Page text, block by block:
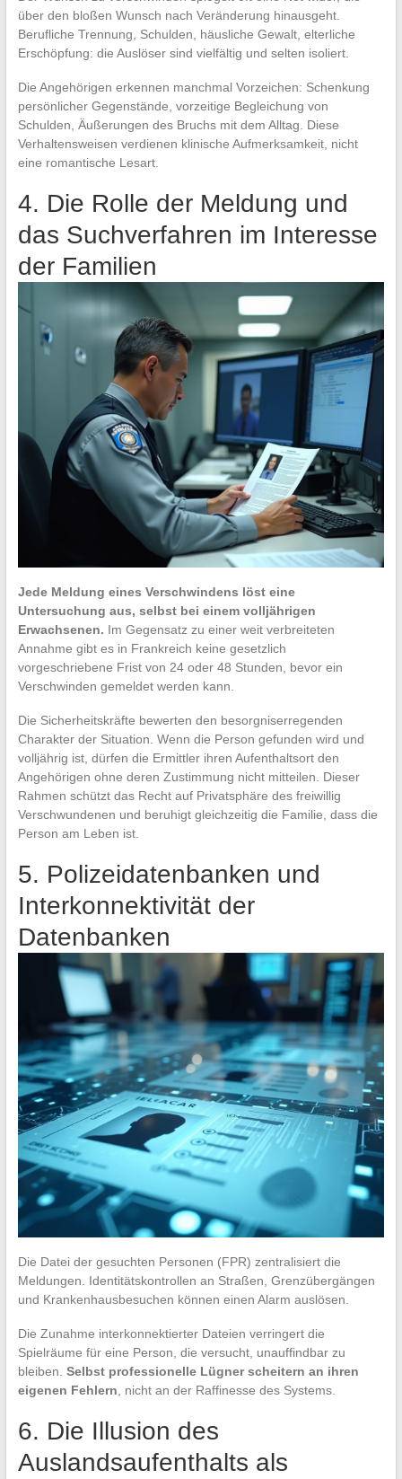
über den bloßen Wunsch nach Veränderung hinausgeht.
Berufliche Trennung, Schulden, häusliche Gewalt, elterliche
Erschöpfung: die Auslöser sind vielfältig und selten isoliert.
Die Angehörigen erkennen manchmal Vorzeichen: Schenkung
persönlicher Gegenstände, vorzeitige Begleichung von
Schulden, Äußerungen des Bruchs mit dem Alltag. Diese
Verhaltensweisen verdienen klinische Aufmerksamkeit, nicht
eine romantische Lesart.
4. Die Rolle der Meldung und
das Suchverfahren im Interesse
der Familien
Jede Meldung eines Verschwindens löst eine
Untersuchung aus, selbst bei einem volljährigen
Erwachsenen. Im Gegensatz zu einer weit verbreiteten
Annahme gibt es in Frankreich keine gesetzlich
vorgeschriebene Frist von 24 oder 48 Stunden, bevor ein
Verschwinden gemeldet werden kann.
Die Sicherheitskräfte bewerten den besorgniserregenden
Charakter der Situation. Wenn die Person gefunden wird und
volljährig ist, dürfen die Ermittler ihren Aufenthaltsort den
Angehörigen ohne deren Zustimmung nicht mitteilen. Dieser
Rahmen schützt das Recht auf Privatsphäre des freiwillig
Verschwundenen und beruhigt gleichzeitig die Familie, dass die
Person am Leben ist.
5. Polizeidatenbanken und
Interkonnektivität der
Datenbanken
Die Datei der gesuchten Personen (FPR) zentralisiert die
Meldungen. Identitätskontrollen an Straßen, Grenzübergängen
und Krankenhausbesuchen können einen Alarm auslösen.
Die Zunahme interkonnektierter Dateien verringert die
Spielräume für eine Person, die versucht, unauffindbar zu
bleiben. Selbst professionelle Lügner scheitern an ihren
eigenen Fehlern, nicht an der Raffinesse des Systems.
6. Die Illusion des
Auslandsaufenthalts als